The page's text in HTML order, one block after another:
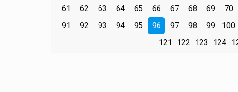
61
62 63 64 65 66 67 68 69 70
91
92 93 94 95 96 97 98 99 100
121
122 123 124